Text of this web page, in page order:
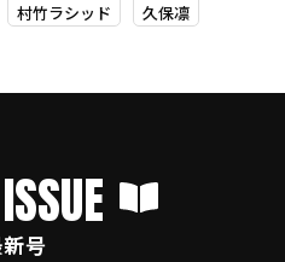
村竹ラシッド 久保凛
新号